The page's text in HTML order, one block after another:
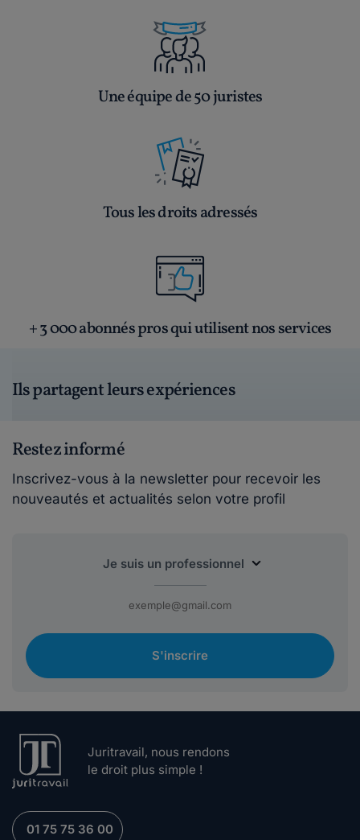
Une équipe de 50 juristes
Tous les droits adressés
+ 3 000 abonnés pros qui utilisent nos services
Ils partagent leurs expériences
Restez informé
Inscrivez-vous à la newsletter pour recevoir les
nouveautés et actualités selon votre profil
S'inscrire
Juritravail, nous rendons
le droit plus simple !
01 75 75 36 00